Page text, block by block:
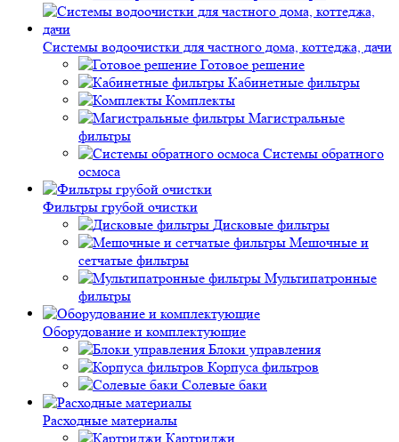
Системы водоочистки для частного дома, коттеджа, дачи
Готовое решение
Кабинетные фильтры
Комплекты
Магистральные
фильтры
Системы обратного
осмоса
Фильтры грубой очистки
Дисковые фильтры
Мешочные и
сетчатые фильтры
Мультипатронные
фильтры
Оборудование и комплектующие
Блоки управления
Корпуса фильтров
Солевые баки
Расходные материалы
Картриджи